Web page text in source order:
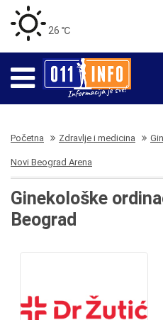
26 ℃
Početna Zdravlje i medicina
Novi Beograd Arena
Ginekološke
Beograd